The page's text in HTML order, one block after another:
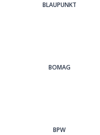
BLAUPUNKT
BOMAG
BPW